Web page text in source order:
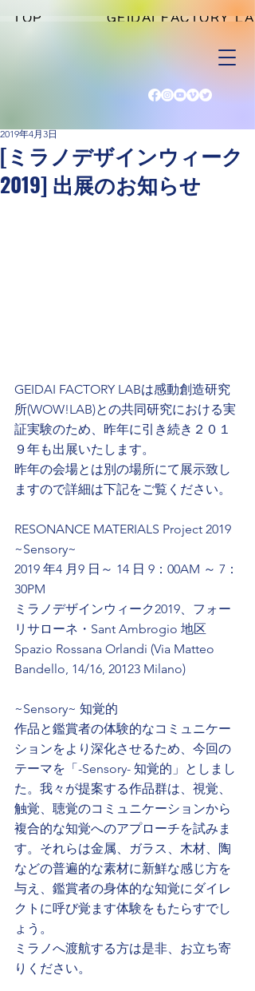
TOP GEIDAI FACTORY
[ミラノデザインウィーク
2019] 出展のお知らせ
2019年4月3日
GEIDAI FACTORY LABは感動創造研究
所(WOW!LAB)との共同研究における実
証実験のため、昨年に引き続き２０１
９年も出展いたします。
昨年の会場とは別の場所にて展示致し
ますので詳細は下記をご覧ください。
RESONANCE MATERIALS Project 2019
~Sensory~
2019 年4 月9 日～ 14 日 9：00AM ～ 7：
30PM
ミラノデザインウィーク2019、フォー
リサローネ・Sant Ambrogio 地区
Spazio Rossana Orlandi (Via Matteo
Bandello, 14/16, 20123 Milano)
~Sensory~ 知覚的
作品と鑑賞者の体験的なコミュニケー
ションをより深化させるため、今回の
テーマを「-Sensory- 知覚的」としまし
た。我々が提案する作品群は、視覚、
触覚、聴覚のコミュニケーションから
複合的な知覚へのアプローチを試みま
す。それらは金属、ガラス、木材、陶
などの普遍的な素材に新鮮な感じ方を
与え、鑑賞者の身体的な知覚にダイレ
クトに呼び覚ます体験をもたらすでし
ょう。
ミラノへ渡航する方は是非、お立ち寄
りください。